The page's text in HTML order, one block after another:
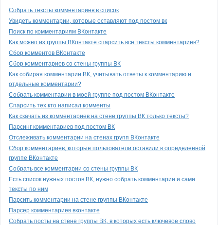
Собрать тексты комментариев в список
Увидеть комментарии, которые оставляют под постом вк
Поиск по комментариям ВКонтакте
Как можно из группы ВКонтакте спарсить все тексты комментариев?
Сбор комментов ВКонтакте
Сбор комментариев со стены группы ВК
Как собирая комментарии ВК, учитывать ответы к комментарию и
отдельные комментарии?
Собрать комментарии в моей группе под постом ВКонтакте
Спарсить тех кто написал комменты
Как скачать из комментариев на стене группы ВК только тексты?
Парсинг комментариев под постом ВК
Отслеживать комментарии на стенах групп ВКонтакте
Сбор комментариев, которые пользователи оставили в определенной
группе ВКонтакте
Собрать все комментарии со стены группы ВК
Есть список нужных постов ВК, нужно собрать комментарии и сами
тексты по ним
Парсить комментарии на стене группы ВКонтакте
Парсер комментариев вконтакте
Собрать посты на стене группы ВК, в которых есть ключевое слово